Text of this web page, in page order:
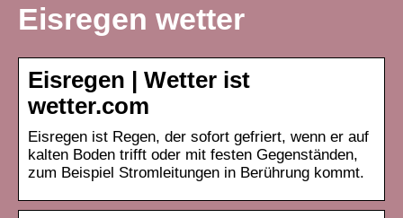
Eisregen wetter
Eisregen | Wetter ist
wetter.com
Eisregen ist Regen, der sofort gefriert, wenn er auf
kalten Boden trifft oder mit festen Gegenständen,
zum Beispiel Stromleitungen in Berührung kommt.